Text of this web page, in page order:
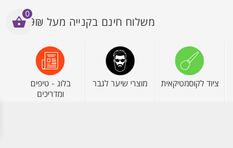
משלוח חינם בקנייה מעל 199₪
ציוד לקוסמטיקאית מוצרי שיער לגבר
בלוג - טיפים
ומדריכים
0